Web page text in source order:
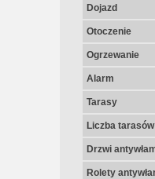
Dojazd
Otoczenie
Ogrzewanie
Alarm
Tarasy
Liczba tarasów
Drzwi
Rolety